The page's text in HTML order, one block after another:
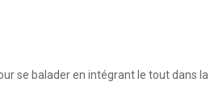
se balader en intégrant le tout dans